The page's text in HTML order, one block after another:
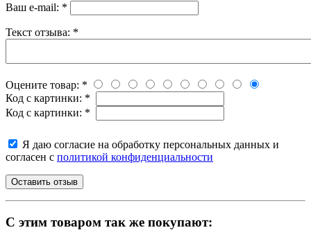
Ваш e-mail: *
Текст отзыва: *
Оцените товар: *
Код с картинки: *
Код с картинки: *
Я даю согласие на обработку персональных данных и
согласен с политикой конфиденциальности
C этим товаром так же покупают: